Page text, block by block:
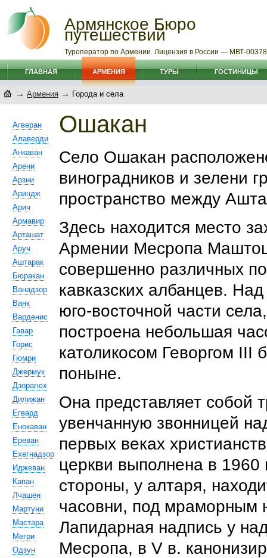
Армянское Бюро
путешествий
Туроператор по Армении. Лицензия в России — МВТ-
ГЛАВНАЯ АРМЕНИЯ ТУРЫ ГОСТИНИЦЫ
→ Армения → Города и села
Агверан
Алаверди
Анкаван
Арени
Арзни
Ариндж
Арич
Армавир
Арташат
Аруч
Аштарак
Бюракан
Ванадзор
Ванк
Варденис
Гавар
Горис
Гюмри
Джермук
Дзорагюх
Дилижан
Егвард
Енокаван
Ереван
Ехегнадзор
Иджеван
Капан
Лчашен
Мартуни
Мастара
Мегри
Одзун
Ошакан
Село Ошакан
виноградников и зелени
пространство между
Здесь находится место
Армении Месропа
совершенно различных
кавказских албанцев.
юго-восточной части
построена небольшая
католикосом Геворгом III
поныне.
Она представляет собой
увенчанную звонницей
первых веках
церкви выполнена в
стороны, у алтаря,
часовни, под мраморным
Лапидарная надпись у
Месропа, в V в.